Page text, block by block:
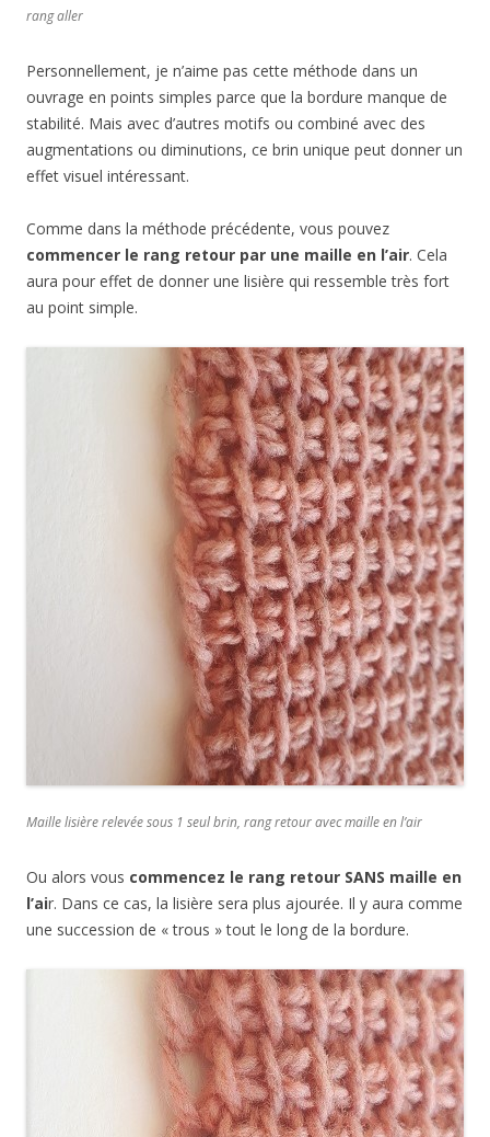
rang aller
Personnellement, je n’aime pas cette méthode dans un
ouvrage en points simples parce que la bordure manque de
stabilité. Mais avec d’autres motifs ou combiné avec des
augmentations ou diminutions, ce brin unique peut donner un
effet visuel intéressant.
Comme dans la méthode précédente, vous pouvez
commencer le rang retour par une maille en l’air. Cela
aura pour effet de donner une lisière qui ressemble très fort
au point simple.
Maille lisière relevée sous 1 seul brin, rang retour avec maille en l’air
Ou alors vous commencez le rang retour SANS maille en
l’air. Dans ce cas, la lisière sera plus ajourée. Il y aura comme
une succession de « trous » tout le long de la bordure.